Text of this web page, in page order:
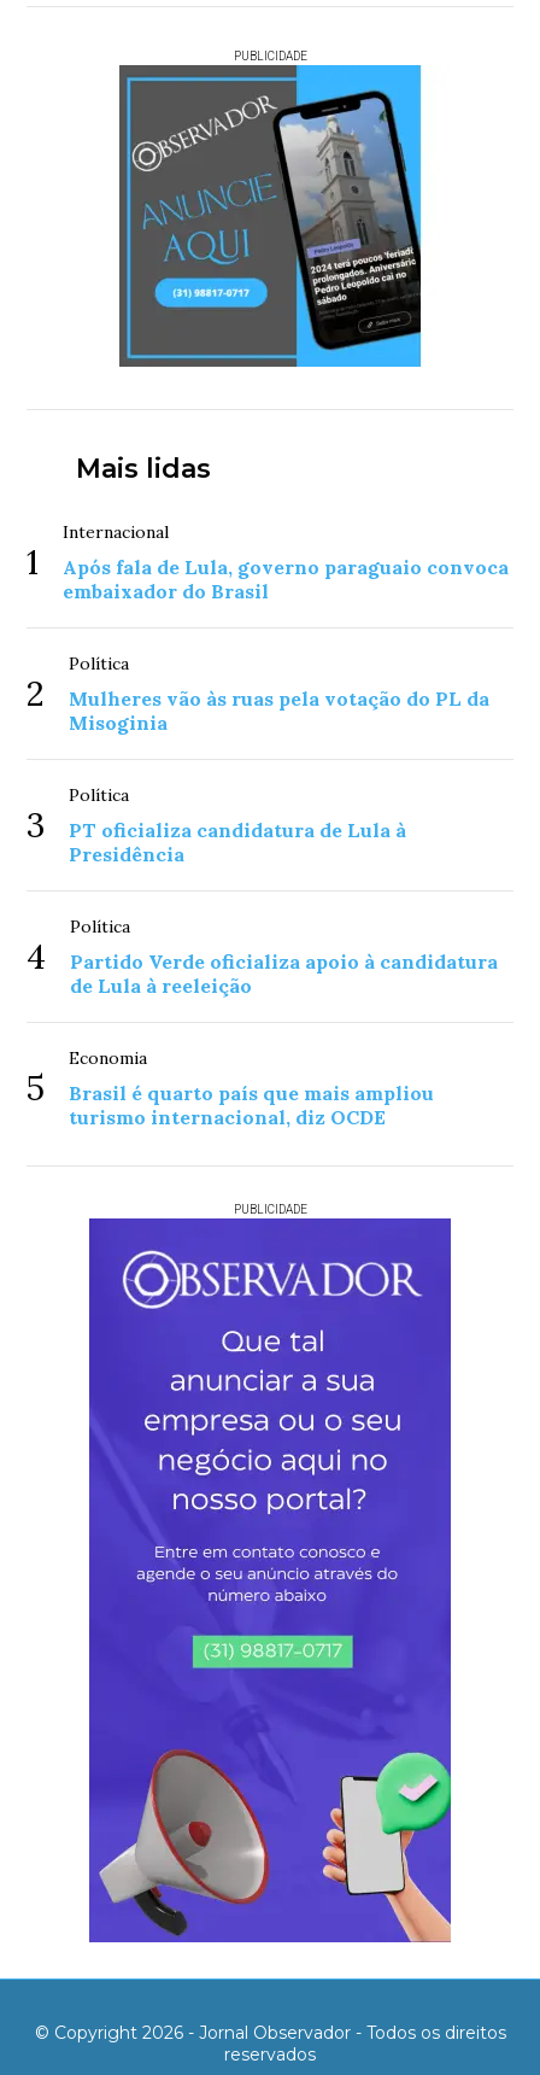
PUBLICIDADE
Mais lidas
1
Internacional
Após fala de Lula, governo paraguaio convoca
embaixador do Brasil
2
Política
Mulheres vão às ruas pela votação do PL da
Misoginia
3
Política
PT oficializa candidatura de Lula à
Presidência
4
Política
Partido Verde oficializa apoio à candidatura
de Lula à reeleição
5
Economia
Brasil é quarto país que mais ampliou
turismo internacional, diz OCDE
PUBLICIDADE
© Copyright 2026 - Jornal Observador - Todos os direitos
reservados